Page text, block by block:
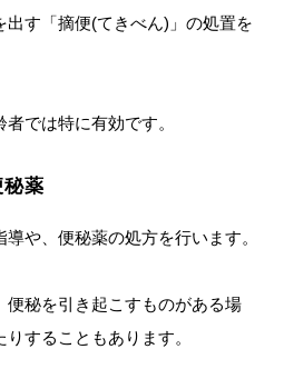
す「摘便(てきべん)」の処置を
では特に有効です。
薬
や、便秘薬の処方を行います。
便秘を引き起こすものがある場
することもあります。